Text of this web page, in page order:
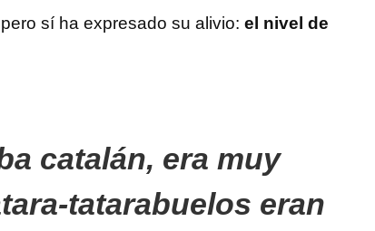
sí ha expresado su alivio: el nivel de
catalán, era muy
tatarabuelos eran